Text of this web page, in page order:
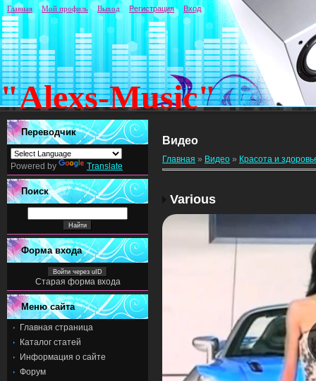
"Alexs-Music"
Главная Мой профиль Выход Регистрация Вход
Переводчик
Powered by Translate
Поиск
Форма входа
Войти через uID
Старая форма входа
Меню сайта
Главная страница
Каталог статей
Информация о сайте
Форум
Видео
Главная » Видео » Красота и
Various